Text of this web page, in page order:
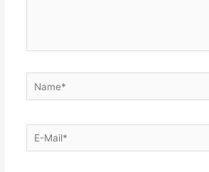
Name*
E-
Mail*